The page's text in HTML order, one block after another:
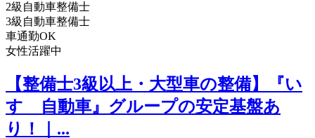
2級自動車整備士
3級自動車整備士
車通勤OK
女性活躍中
【整備士3級以上・大型車の整備】『い
すゞ自動車』グループの安定基盤あ
り！｜...